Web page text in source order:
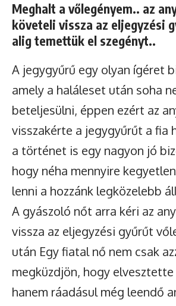
Meghalt a vőlegényem.. az
követeli vissza az eljegyzési
alig temettük el szegényt..
A jegygyűrű egy olyan ígéret
amely a haláleset után soha
beteljesülni, éppen ezért az
visszakérte a jegygyűrűt a fia
a történet is egy nagyon jó
hogy néha mennyire
lenni a hozzánk legközelebb
A gyászoló nőt arra kéri az
vissza az eljegyzési gyűrűt
után Egy fiatal nő nem csak
megküzdjön, hogy
hanem ráadásul még leendő